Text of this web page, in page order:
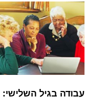
עבודה בגיל השלישי: